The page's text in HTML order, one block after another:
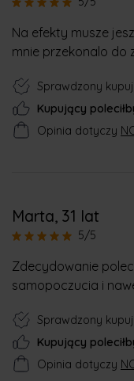
Na efekty musze
mnie przekonalo do
Sprawdzony
Kupujący
Opinia dotyczy
Marta, 31 lat
5/5
Zdecydowanie
samopoczucia i
Sprawdzony
Kupujący
Opinia dotyczy